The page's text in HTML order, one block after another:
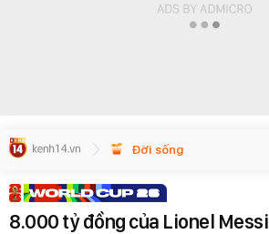
Đời sống
8.000 tỷ đồng của Lionel Messi